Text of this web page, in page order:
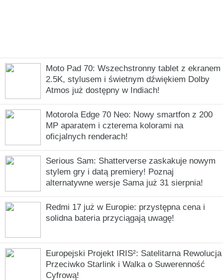
Moto Pad 70: Wszechstronny tablet z ekranem
2.5K, stylusem i świetnym dźwiękiem Dolby
Atmos już dostępny w Indiach!
Motorola Edge 70 Neo: Nowy smartfon z 200
MP aparatem i czterema kolorami na
oficjalnych renderach!
Serious Sam: Shatterverse zaskakuje nowym
stylem gry i datą premiery! Poznaj
alternatywne wersje Sama już 31 sierpnia!
Redmi 17 już w Europie: przystępna cena i
solidna bateria przyciągają uwagę!
Europejski Projekt IRIS²: Satelitarna Rewolucja
Przeciwko Starlink i Walka o Suwerenność
Cyfrową!